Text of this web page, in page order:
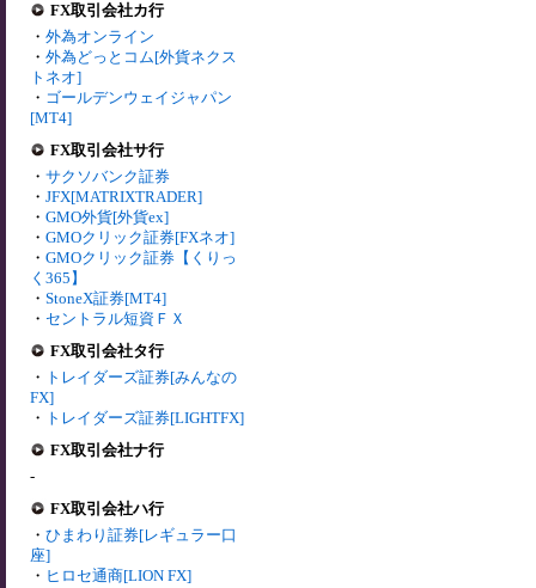
FX取引会社カ行
・ 外為オンライン
・ 外為どっとコム[外貨ネクス
トネオ]
・ ゴールデンウェイジャパン
[MT4]
FX取引会社サ行
・ サクソバンク証券
・ JFX[MATRIXTRADER]
・ GMO外貨[外貨ex]
・ GMOクリック証券[FXネオ]
・ GMOクリック証券【くりっ
く365】
・ StoneX証券[MT4]
・ セントラル短資ＦＸ
FX取引会社タ行
・ トレイダーズ証券[みんなの
FX]
・ トレイダーズ証券[LIGHTFX]
FX取引会社ナ行
-
FX取引会社ハ行
・ ひまわり証券[レギュラー口
座]
・ ヒロセ通商[LION FX]